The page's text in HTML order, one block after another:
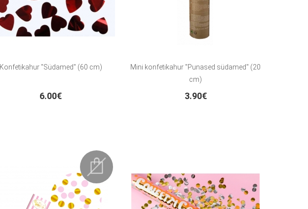
Konfetikahur "Südamed" (60 cm)
6.00€
Mini konfetikahur "Punased südamed" (20
cm)
3.90€